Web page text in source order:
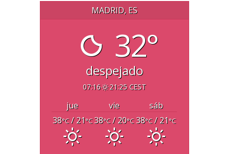
MADRID, ES
32°
despejado
07:16 21:25 CEST
jue vie
sáb
38°C/ 21°C38°C/ 20°C 38°C/ 21°C